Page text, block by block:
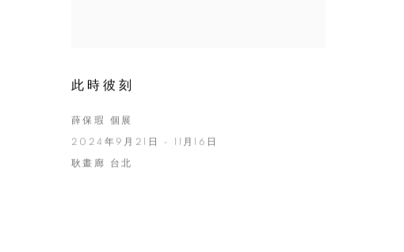
此時彼刻
薛保瑕 個展
2024年9月21日 - 11月16日
耿畫廊 台北